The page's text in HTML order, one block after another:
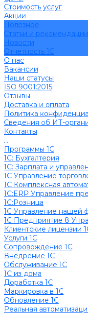
Стоимость услуг
Акции
Полезное
Cтатьи и рекомендации
Новости
Отчетность 1С
О нас
Вакансии
Наши статусы
ISO 9001:2015
Отзывы
Доставка и оплата
Политика
Сведения об ИТ-
Контакты
...
Программы 1С
1C: Бухгалтерия
1С: Зарплата и
1С Управление
1С Комплексная
1С:ERP Управление
1С:Розница
1С Управление нашей
1С Предприятие 8
Клиентские лицензии
Услуги 1С
Сопровождение 1С
Внедрение 1С
Обслуживание 1С
1С из дома
Доработка 1С
Маркировка в 1С
Обновление 1С
Реальная